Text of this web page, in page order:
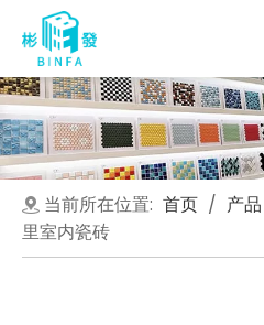
当前所在位置: 首页 / 产品
里室内瓷砖